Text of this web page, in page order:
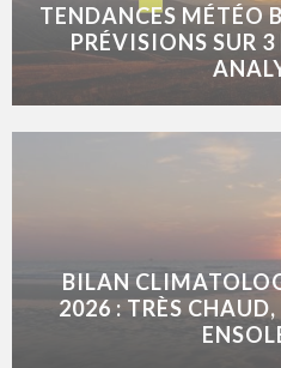
TENDANCES MÉTÉO
PRÉVISIONS SUR
BILAN
2026 : TRÈS CHAUD,